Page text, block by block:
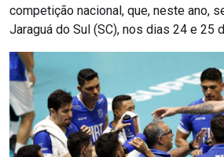
competição nacional, que, neste ano,
Jaraguá do Sul (SC), nos dias 24 e 25